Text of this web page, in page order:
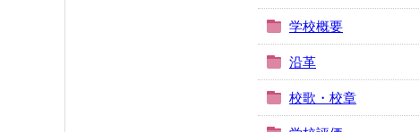
学校概要
沿革
校歌・校章